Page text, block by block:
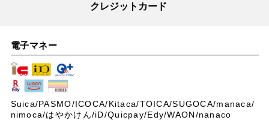
クレジットカード
電子マネー
Suica/PASMO/ICOCA/Kitaca/TOICA/SUGOCA/manaca/
nimoca/はやかけん/iD/Quicpay/Edy/WAON/nanaco